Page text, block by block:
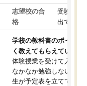
志望校の合
格
受験して
出ていな
学校の教科書のポイント
く教えてもらえている
体験授業を受けて入塾し
なかなか勉強しない息子
生が予定表を立ててくれ